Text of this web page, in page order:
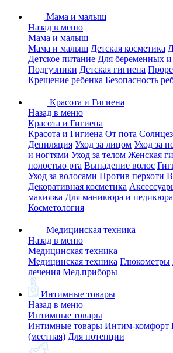
Мама и малыш
Назад в меню
Мама и малыш
Мама и малыш Детская косметика
Детское питание Для беременных
Подгузники Детская гигиена
Крещение ребенка Безопасность
Красота и Гигиена
Назад в меню
Красота и Гигиена
Красота и Гигиена От пота
Депиляция Уход за лицом Уход за
и ногтями Уход за телом Женская
полостью рта Выпадение волос
Уход за волосами Против перхоти
Декоративная косметика
макияжа Для маникюра и педикюра
Косметология
Медицинская техника
Назад в меню
Медицинская техника
Медицинская техника Глюкометры
лечения Мед.приборы
Интимные товары
Назад в меню
Интимные товары
Интимные товары Интим-комфорт
(местная) Для потенции